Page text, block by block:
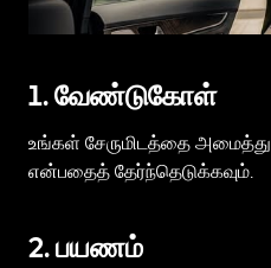
1. வேண்டுகோள்
உங்கள் சேருமிடத்தை அமைத்து
என்பதைத் தேர்ந்தெடுக்கவும்.
2. பயணம்